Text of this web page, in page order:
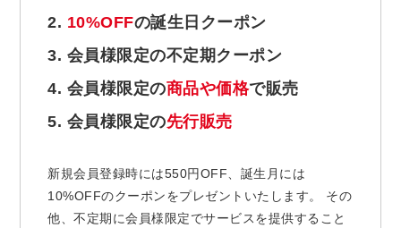
2. 10%OFFの誕生日クーポン
3. 会員様限定の不定期クーポン
4. 会員様限定の商品や価格で販売
5. 会員様限定の先行販売
新規会員登録時には550円OFF、誕生月には
10%OFFのクーポンをプレゼントいたします。 その
他、不定期に会員様限定でサービスを提供すること